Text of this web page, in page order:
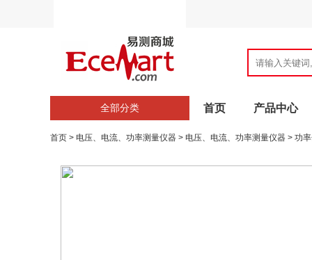
全部分类 首页 产品中心
首页 > 电压、电流、功率测量仪器 > 电压、电流、功率测量仪器 > 功